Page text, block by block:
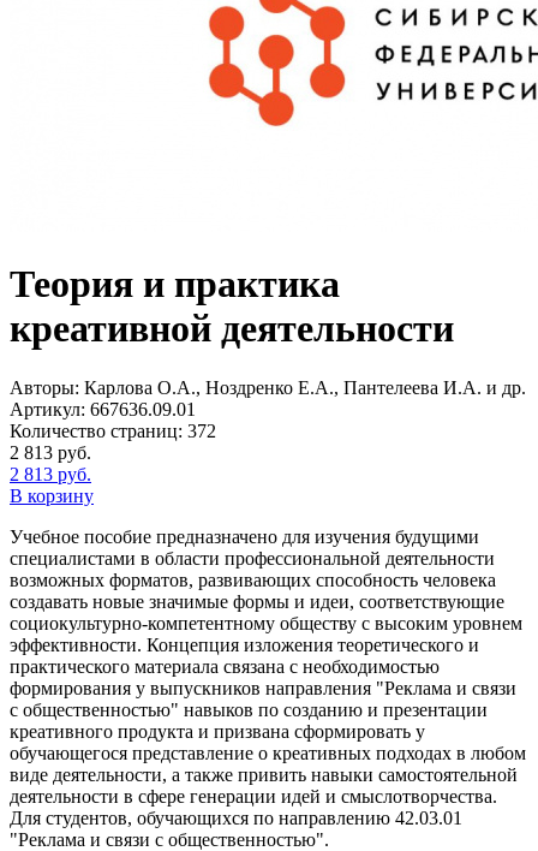
Теория и практика
креативной деятельности
Авторы: Карлова О.А., Ноздренко Е.А., Пантелеева И.А. и др.
Артикул: 667636.09.01
Количество страниц: 372
2 813 руб.
2 813 руб.
В корзину
Учебное пособие предназначено для изучения будущими
специалистами в области профессиональной деятельности
возможных форматов, развивающих способность человека
создавать новые значимые формы и идеи, соответствующие
социокультурно-компетентному обществу с высоким уровнем
эффективности. Концепция изложения теоретического и
практического материала связана с необходимостью
формирования у выпускников направления "Реклама и связи
с общественностью" навыков по созданию и презентации
креативного продукта и призвана сформировать у
обучающегося представление о креативных подходах в любом
виде деятельности, а также привить навыки самостоятельной
деятельности в сфере генерации идей и смыслотворчества.
Для студентов, обучающихся по направлению 42.03.01
"Реклама и связи с общественностью".